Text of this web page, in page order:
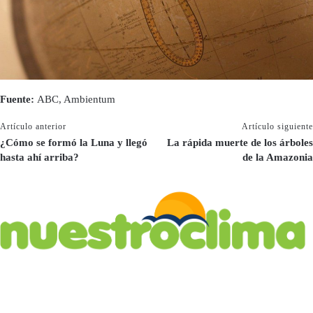
Fuente: ABC, Ambientum
Artículo anterior
¿Cómo se formó la Luna y llegó
hasta ahí arriba?
Artículo siguiente
La rápida muerte de los árboles
de la Amazonia